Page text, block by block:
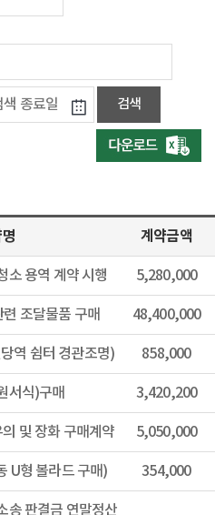
계약금액
소 용역 계약 시행 5,280,000
조달물품 구매 48,400,000
역 쉼터 경관조명) 858,000
서식)구매 3,420,200
및 장화 구매계약 5,050,000
U형 볼라드 구매) 354,000
송 판결금 연말정산